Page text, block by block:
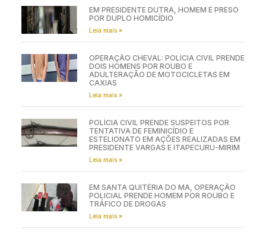
EM PRESIDENTE DUTRA, HOMEM É PRESO
POR DUPLO HOMICÍDIO
Leia mais »
OPERAÇÃO CHEVAL: POLÍCIA CIVIL PRENDE
DOIS HOMENS POR ROUBO E
ADULTERAÇÃO DE MOTOCICLETAS EM
CAXIAS
Leia mais »
POLÍCIA CIVIL PRENDE SUSPEITOS POR
TENTATIVA DE FEMINICÍDIO E
ESTELIONATO EM AÇÕES REALIZADAS EM
PRESIDENTE VARGAS E ITAPECURU-MIRIM
Leia mais »
EM SANTA QUITÉRIA DO MA, OPERAÇÃO
POLICIAL PRENDE HOMEM POR ROUBO E
TRÁFICO DE DROGAS
Leia mais »